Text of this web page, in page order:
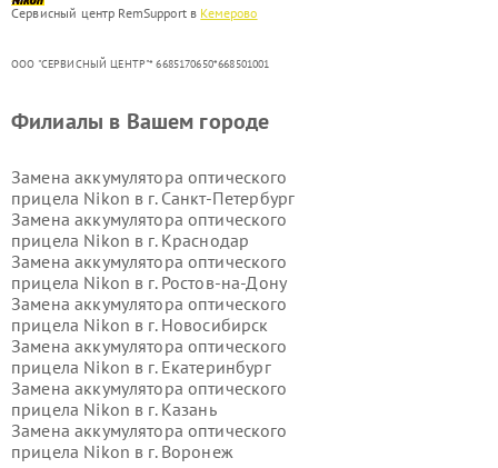
Сервисный центр RemSupport в Кемерово
ООО "СЕРВИСНЫЙ ЦЕНТР"* 6685170650*668501001
Филиалы в Вашем городе
Замена аккумулятора оптического
прицела Nikon в г. Санкт-Петербург
Замена аккумулятора оптического
прицела Nikon в г. Краснодар
Замена аккумулятора оптического
прицела Nikon в г. Ростов-на-Дону
Замена аккумулятора оптического
прицела Nikon в г. Новосибирск
Замена аккумулятора оптического
прицела Nikon в г. Екатеринбург
Замена аккумулятора оптического
прицела Nikon в г. Казань
Замена аккумулятора оптического
прицела Nikon в г. Воронеж